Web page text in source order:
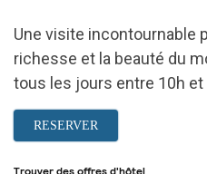
Une visite incontournable
richesse et la beauté du
tous les jours entre 10h et
RESERVER